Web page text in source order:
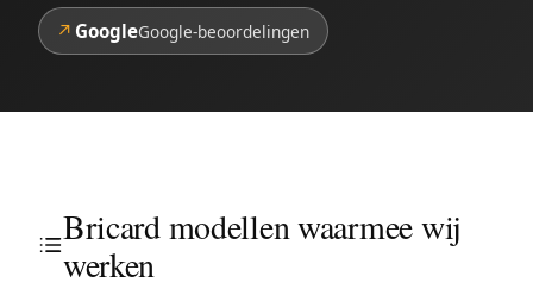
↗ GoogleGoogle-beoordelingen
Bricard modellen waarmee wij
werken